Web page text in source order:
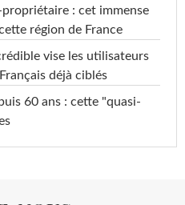
: cet immense
région de France
vise les utilisateurs
déjà ciblés
60 ans : cette "quasi-